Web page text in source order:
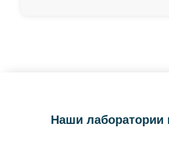
Наши лаборатории